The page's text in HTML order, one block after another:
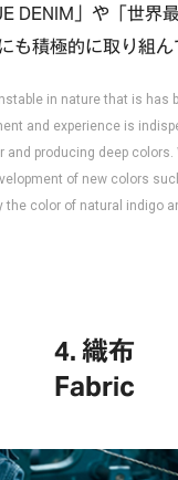
DENIM」や「世界
も積極的に取り組ん
in nature that is has
and experience is
and producing deep colors.
of new colors
the color of natural indigo
織布
Fabric